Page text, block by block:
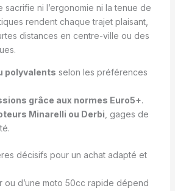
ni l’ergonomie ni la tenue de
rendent chaque trajet plaisant,
distances en centre-ville ou des
polyvalents selon les préférences
grâce aux normes Euro5+.
Minarelli ou Derbi , gages de
décisifs pour un achat adapté et
ou d’une moto 50cc rapide dépend